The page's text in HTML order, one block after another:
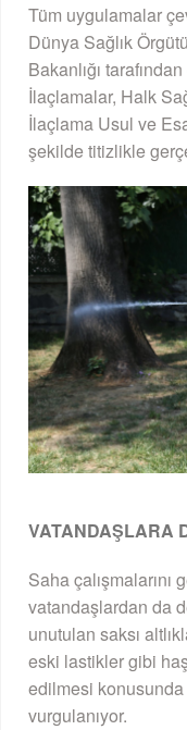
Tüm uygulamalar
Dünya Sağlık
Bakanlığı
İlaçlamalar, Halk
İlaçlama Usul ve
şekilde titizlikle
VATANDAŞLARA
Saha
vatandaşlardan da
unutulan saksı
eski lastikler gibi
edilmesi konusunda
vurgulanıyor.